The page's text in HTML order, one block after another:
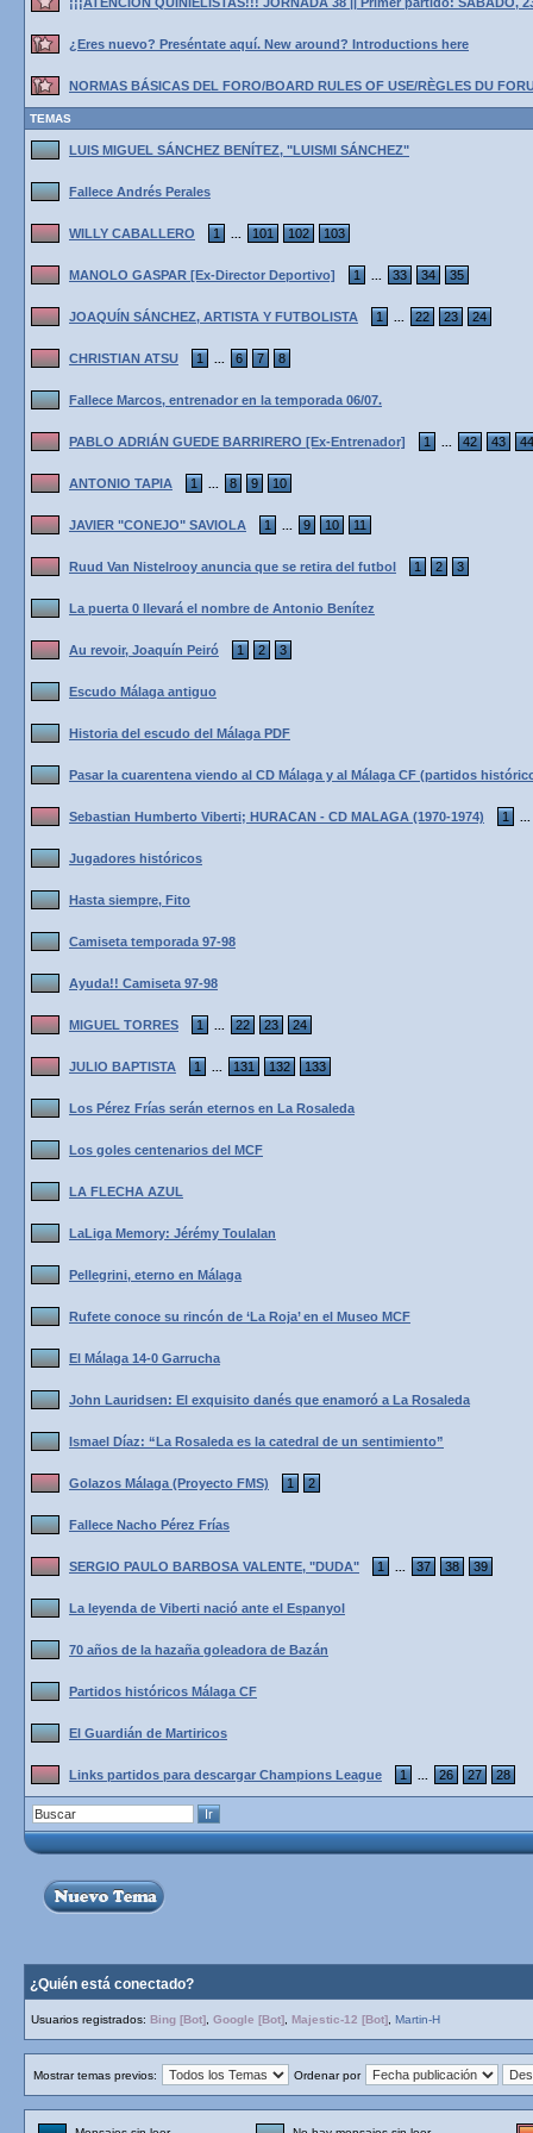
¿Eres nuevo? Preséntate aquí. New around? Introductions here
NORMAS BÁSICAS DEL FORO/BOARD RULES OF USE/RÈGLES DU
TEMAS
LUIS MIGUEL SÁNCHEZ BENÍTEZ, "LUISMI SÁNCHEZ"
Fallece Andrés Perales
WILLY CABALLERO 1 101 102 103
MANOLO GASPAR [Ex-Director Deportivo] 1 33 34 35
JOAQUÍN SÁNCHEZ, ARTISTA Y FUTBOLISTA 1 22 23 24
CHRISTIAN ATSU 1 6 7 8
Fallece Marcos, entrenador en la temporada 06/07.
PABLO ADRIÁN GUEDE BARRIRERO [Ex-Entrenador] 1 42 43 44
ANTONIO TAPIA 1 8 9 10
JAVIER "CONEJO" SAVIOLA 1 9 10 11
Ruud Van Nistelrooy anuncia que se retira del futbol 1 2 3
La puerta 0 llevará el nombre de Antonio Benítez
Au revoir, Joaquín Peiró 1 2 3
Escudo Málaga antiguo
Historia del escudo del Málaga PDF
Pasar la cuarentena viendo al CD Málaga y al Málaga CF (partidos
Sebastian Humberto Viberti; HURACAN - CD MALAGA (1970-1974) 1
Jugadores históricos
Hasta siempre, Fito
Camiseta temporada 97-98
Ayuda!! Camiseta 97-98
MIGUEL TORRES 1 22 23 24
JULIO BAPTISTA 1 131 132 133
Los Pérez Frías serán eternos en La Rosaleda
Los goles centenarios del MCF
LA FLECHA AZUL
LaLiga Memory: Jérémy Toulalan
Pellegrini, eterno en Málaga
Rufete conoce su rincón de ‘La Roja’ en el Museo MCF
El Málaga 14-0 Garrucha
John Lauridsen: El exquisito danés que enamoró a La Rosaleda
Ismael Díaz: “La Rosaleda es la catedral de un sentimiento”
Golazos Málaga (Proyecto FMS) 1 2
Fallece Nacho Pérez Frías
SERGIO PAULO BARBOSA VALENTE, "DUDA" 1 37 38 39
La leyenda de Viberti nació ante el Espanyol
70 años de la hazaña goleadora de Bazán
Partidos históricos Málaga CF
El Guardián de Martiricos
Links partidos para descargar Champions League 1 26 27 28
¿Quién está conectado?
Usuarios registrados: Bing [Bot] Google [Bot] Majestic-12 [Bot] Martin-H
Mostrar temas previos: Ordenar por